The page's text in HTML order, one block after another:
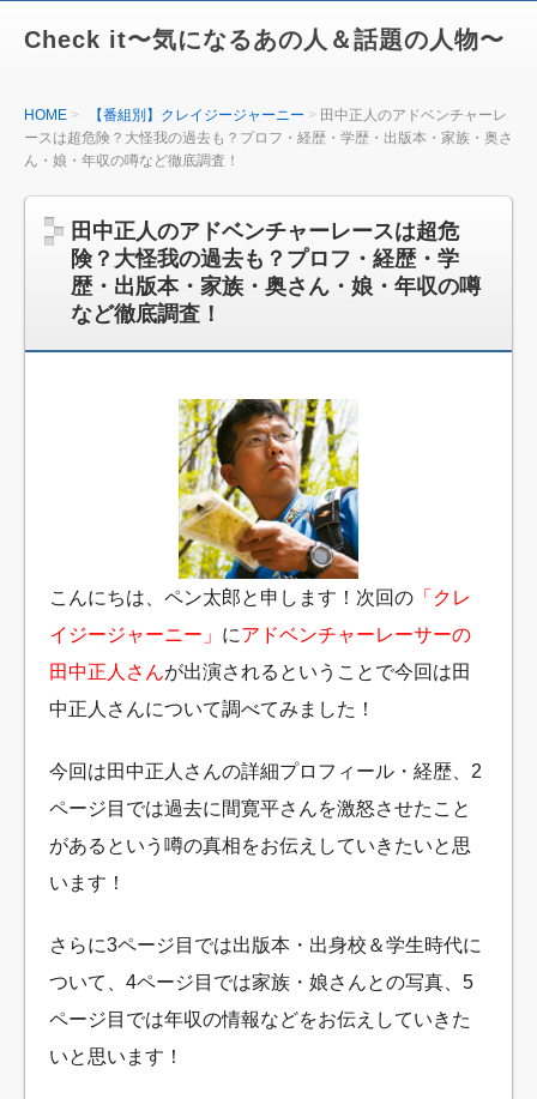
Check it〜気になるあの人＆話題の人物〜
HOME 【番組別】クレイジージャーニー
田中正人のアドベンチャーレ
ースは超危険？大怪我の過去も？プロフ・経歴・学歴・出版本・家族・奥さ
ん・娘・年収の噂など徹底調査！
田中正人のアドベンチャーレースは超危
険？大怪我の過去も？プロフ・経歴・学
歴・出版本・家族・奥さん・娘・年収の噂
など徹底調査！
こんにちは、ペン太郎と申します！次回の 「クレ
イジージャーニー」 にアドベンチャーレーサーの
田中正人さんが出演されるということで今回は田
中正人さんについて調べてみました！
今回は田中正人さんの詳細プロフィール・経歴、2
ページ目では過去に間寛平さんを激怒させたこと
があるという噂の真相をお伝えしていきたいと思
います！
さらに3ページ目では出版本・出身校＆学生時代に
ついて、4ページ目では家族・娘さんとの写真、5
ページ目では年収の情報などをお伝えしていきた
いと思います！